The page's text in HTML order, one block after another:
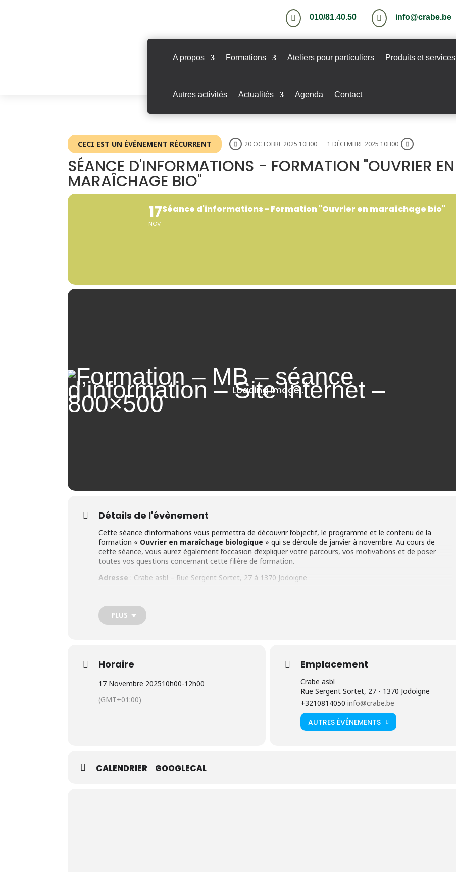
 010/81.40.50  info@crabe.be
A propos Formations Ateliers pour particuliers Produits et services
Autres activités Actualités Agenda Contact
CECI EST UN ÉVÉNEMENT RÉCURRENT 20 OCTOBRE 2025 10H00 1 DÉCEMBRE 2025 10H00
SÉANCE D'INFORMATIONS - FORMATION "OUVRIER EN
MARAÎCHAGE BIO"
17
NOV
Séance d'informations - Formation "Ouvrier en maraîchage bio"
Détails de l'évènement
Cette séance d’informations vous permettra de découvrir l’objectif, le programme et le contenu de la
formation « Ouvrier en maraîchage biologique » qui se déroule de janvier à novembre. Au cours de
cette séance, vous aurez également l’occasion d’expliquer votre parcours, vos motivations et de poser
toutes vos questions concernant cette filière de formation.
Adresse : Crabe asbl – Rue Sergent Sortet, 27 à 1370 Jodoigne
Objectif :Cette formation vise à former des ouvriers en maraichage biologique par la pratique de
techniques sur le terrain,
5 jours/semaine.
Cours pratiques sur le potager didactique
Réalisations de chantiers collectifs et participatifs
Partages et réflexions sur la pratique du métier et ses enjeux
Stages d’acculturation
PLUS
Horaire
17 Novembre 202510h00-12h00
(GMT+01:00)
Emplacement
Crabe asbl
Rue Sergent Sortet, 27 - 1370 Jodoigne
+3210814050info@crabe.be
AUTRES ÉVÉNEMENTS
CALENDRIER GOOGLECAL